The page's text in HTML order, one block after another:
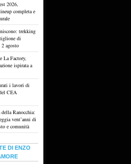
2026,
completa e
trekking
di
agosto
La Factory,
ispirata a
i lavori di
CEA
della Ranocchia:
vent’anni di
e comunità
DI ENZO